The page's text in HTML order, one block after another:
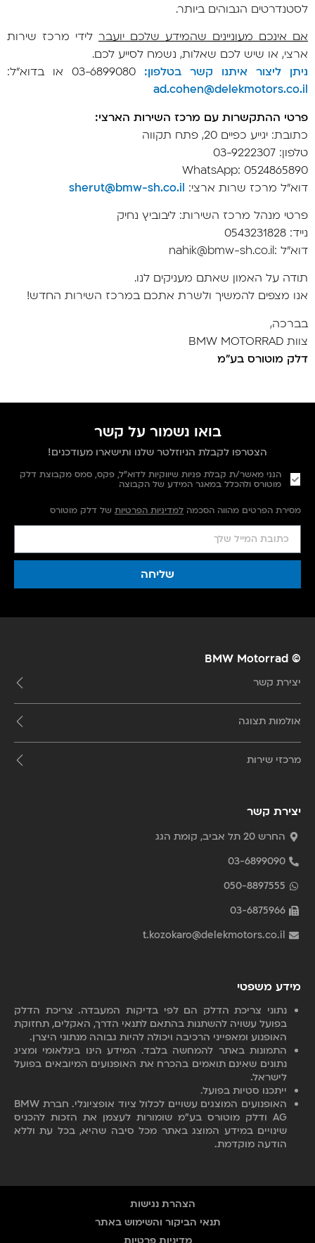
לסטנדרטים הגבוהים ביותר.
אם אינכם מעוניינים שהמידע שלכם יועבר לידי מרכז שירות
ארצי, או שיש לכם שאלות, נשמח לסייע לכם.
ניתן ליצור איתנו קשר בטלפון:
ad.cohen@delekmotors.co.il
פרטי ההתקשרות עם מרכז השירות הארצי:
כתובת: יגייע כפיים 20, פתח תקווה
טלפון: 03-9222307
WhatsApp: 0524865890
דוא"ל מרכז שרות ארצי: sherut@bmw-sh.co.il
פרטי מנהל מרכז השירות: ליבוביץ נחיק
נייד: 0543231828
דוא"ל :nahik@bmw-sh.co.il
תודה על האמון שאתם מעניקים לנו.
אנו מצפים להמשיך ולשרת אתכם במרכז השירות החדש!
בברכה,
צוות BMW MOTORRAD
דלק מוטורס בע"מ
בואו נשמור על קשר
הצטרפו לקבלת הניוזלטר שלנו ותישארו מעודכנים!
הנני מאשר/ת קבלת פניות שיווקיות לדוא"ל, פקס, סמס מקבוצת דלק
מוטורס ולהכלל במאגר המידע של הקבוצה
מסירת הפרטים מהווה הסכמה למדיניות הפרטיות של דלק מוטורס
שליחה
© BMW Motorrad
יצירת קשר
אולמות תצוגה
מרכזי שירות
יצירת קשר
החרש 20 תל אביב, קומת הגג
03-6899090
050-8897555
03-6875966
t.kozokaro@delekmotors.co.il
מידע משפטי
נתוני צריכת הדלק הם לפי בדיקות המעבדה. צריכת הדלק
בפועל עשויה להשתנות בהתאם לתנאי הדרך, האקלים, תחזוקת
האופנוע ומאפייני הרכיבה ויכולה להיות גבוהה מנתוני היצרן.
התמונות באתר להמחשה בלבד. המידע הינו בינלאומי ומציג
נתונים שאינם תואמים בהכרח את האופנועים המיובאים בפועל
לישראל.
ייתכנו סטיות בפועל.
האופנועים המוצגים עשויים לכלול ציוד אופציונלי. חברת BMW
AG ודלק מוטורס בע"מ שומורות לעצמן את הזכות להכניס
שינויים במידע המוצג באתר מכל סיבה שהיא, בכל עת וללא
הודעה מוקדמת.
הצהרת נגישות
תנאי הביקור והשימוש באתר